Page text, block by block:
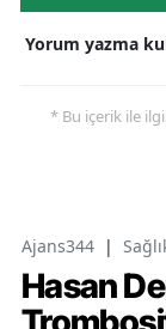
Yorum yazma
* Bu içerik ile
Ajans344 |
Hasan